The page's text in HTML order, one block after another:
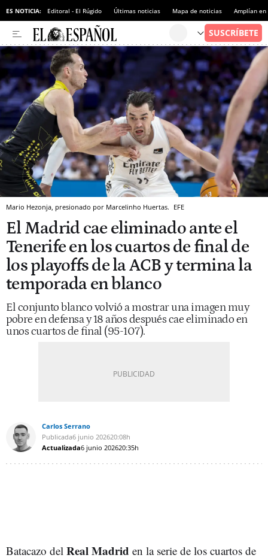
ES NOTICIA: Editoral - El Rúgido Últimas noticias Mapa de noticias Amplían
Mario Hezonja, presionado por Marcelinho Huertas. EFE
El Madrid cae eliminado ante el
Tenerife en los cuartos de final de
los playoffs de la ACB y termina la
temporada en blanco
El conjunto blanco volvió a mostrar una imagen muy
pobre en defensa y 18 años después cae eliminado en
unos cuartos de final (95-107).
Carlos Serrano
Publicada6 junio 202620:08h
Actualizada6 junio 202620:35h
Batacazo del Real Madrid en la serie de los cuartos de